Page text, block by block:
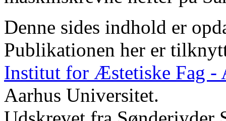
Denne sides indhold er
Publikationen her er
Institut for Æstetiske Fag -
Aarhus Universitet.